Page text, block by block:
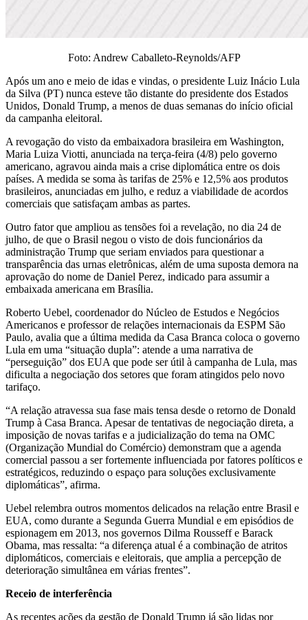
Foto: Andrew Caballeto-Reynolds/AFP
Após um ano e meio de idas e vindas, o presidente Luiz Inácio Lula
da Silva (PT) nunca esteve tão distante do presidente dos Estados
Unidos, Donald Trump, a menos de duas semanas do início oficial
da campanha eleitoral.
A revogação do visto da embaixadora brasileira em Washington,
Maria Luiza Viotti, anunciada na terça-feira (4/8) pelo governo
americano, agravou ainda mais a crise diplomática entre os dois
países. A medida se soma às tarifas de 25% e 12,5% aos produtos
brasileiros, anunciadas em julho, e reduz a viabilidade de acordos
comerciais que satisfaçam ambas as partes.
Outro fator que ampliou as tensões foi a revelação, no dia 24 de
julho, de que o Brasil negou o visto de dois funcionários da
administração Trump que seriam enviados para questionar a
transparência das urnas eletrônicas, além de uma suposta demora na
aprovação do nome de Daniel Perez, indicado para assumir a
embaixada americana em Brasília.
Roberto Uebel, coordenador do Núcleo de Estudos e Negócios
Americanos e professor de relações internacionais da ESPM São
Paulo, avalia que a última medida da Casa Branca coloca o governo
Lula em uma “situação dupla”: atende a uma narrativa de
“perseguição” dos EUA que pode ser útil à campanha de Lula, mas
dificulta a negociação dos setores que foram atingidos pelo novo
tarifaço.
“A relação atravessa sua fase mais tensa desde o retorno de Donald
Trump à Casa Branca. Apesar de tentativas de negociação direta, a
imposição de novas tarifas e a judicialização do tema na OMC
(Organização Mundial do Comércio) demonstram que a agenda
comercial passou a ser fortemente influenciada por fatores políticos e
estratégicos, reduzindo o espaço para soluções exclusivamente
diplomáticas”, afirma.
Uebel relembra outros momentos delicados na relação entre Brasil e
EUA, como durante a Segunda Guerra Mundial e em episódios de
espionagem em 2013, nos governos Dilma Rousseff e Barack
Obama, mas ressalta: “a diferença atual é a combinação de atritos
diplomáticos, comerciais e eleitorais, que amplia a percepção de
deterioração simultânea em várias frentes”.
Receio de interferência
As recentes ações da gestão de Donald Trump já são lidas por